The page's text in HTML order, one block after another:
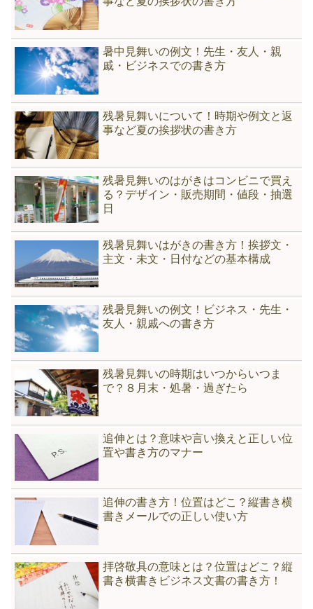
暑中見舞いの例文！先生・友人・親
戚・ビジネスでの書き方
残暑見舞いについて！時期や例文と返
事など夏の挨拶状の書き方
残暑見舞いのはがきはコンビニで買え
る？デザイン・販売期間・値段・抽選
日
残暑見舞いはがきの書き方！挨拶文・
主文・未文・日付などの基本構成
残暑見舞いの例文！ビジネス・先生・
友人・親戚への書き方
残暑見舞いの時期はいつからいつま
で？８月末・処暑・過ぎたら
追伸とは？意味や言い換えと正しい位
置や書き方のマナー
追伸の書き方！位置はどこ？縦書き横
書きメールでの正しい使い方
拝啓敬具の意味とは？位置はどこ？縦
書き横書きビジネス文書の書き方！